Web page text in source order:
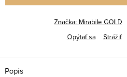
Značka: Mirabile GOLD
Opýtať sa
Strážiť
Popis